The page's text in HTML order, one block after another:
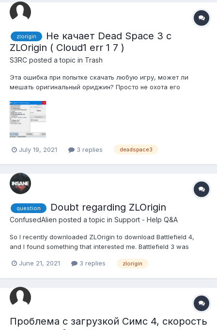
zlorigin
Не качает Dead Space 3 c
ZLOrigin ( Cloud1 err 1 7 )
S3RC posted a topic in Trash
Эта ошибка при попытке скачать любую игру, может ли
мешать оригинальный ориджин? Просто не охота его
поправочка, ошибка 196613:0 пойду гуглить чо как
July 19, 2021 3 replies deadspace3
question Doubt regarding ZLOrigin
ConfusedAlien posted a topic in Support - Help Q&A
So I recently downloaded ZLOrigin to download Battlefield 4,
and I found something that interested me. Battlefield 3 was
game. I decided to update the game, but after verifying the
June 21, 2021 3 replies zlorigin
Проблема с загрузкой Симс 4, скорость